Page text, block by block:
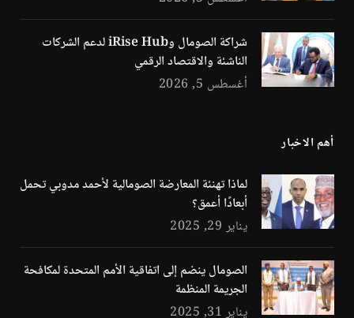
شراكة الصومال وiRise Hub لدعم الشركات
الناشئة والاقتصاد الرقمي
أغسطس 5, 2026
أهم الاخبار
لماذا تهنئة المعارضة الصومالية لأحمد مدوبي تحمل
أبعادًا أعمق؟
يناير 29, 2025
الصومال ينضم إلى اتفاقية الأمم المتحدة لمكافحة
الجريمة المنظمة
يناير 31, 2025